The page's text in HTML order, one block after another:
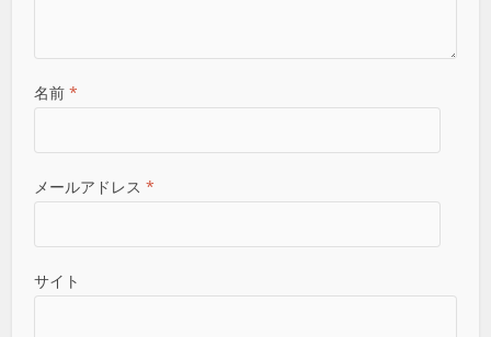
名前*
メールアドレス*
サイト